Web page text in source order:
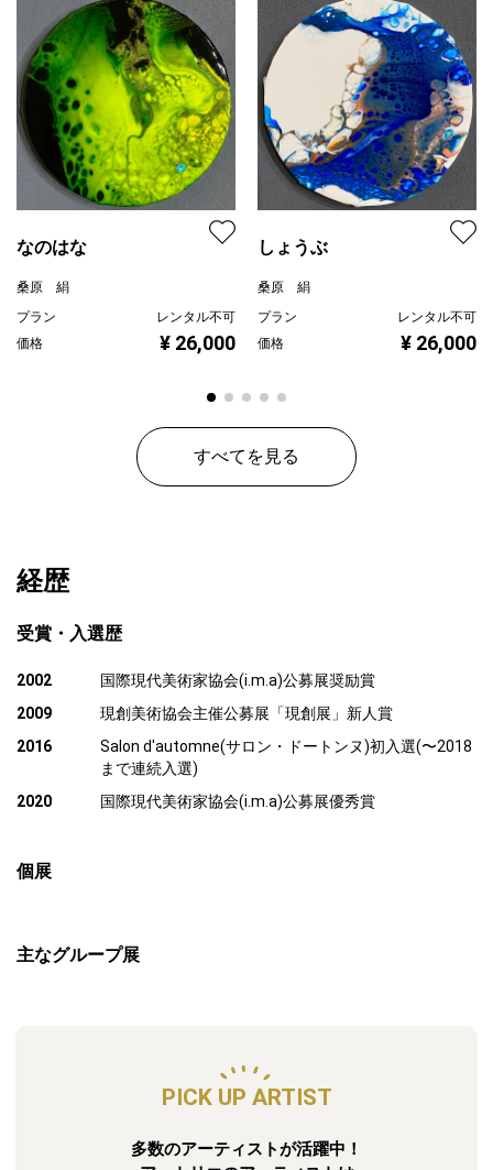
なのはな
桑原 絹
プラン
レンタル不可
価格
¥ 26,000
しょうぶ
桑原 絹
プラン
レンタル不可
価格
¥ 26,000
すべてを見る
経歴
受賞・入選歴
2002
国際現代美術家協会(i.m.a)公募展奨励賞
2009
現創美術協会主催公募展「現創展」新人賞
2016
Salon d'automne(サロン・ドートンヌ)初入選(〜2018
まで連続入選)
2020
国際現代美術家協会(i.m.a)公募展優秀賞
個展
主なグループ展
PICK UP ARTIST
多数のアーティストが活躍中！